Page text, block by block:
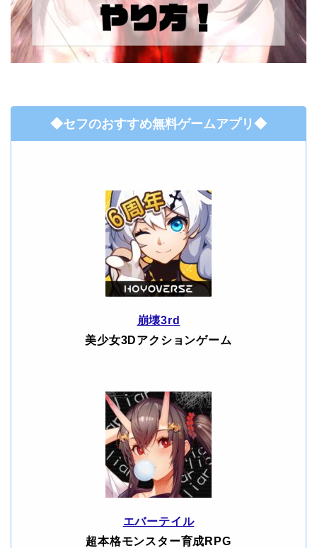
◆セフのおすすめ無料ゲームアプリ◆
崩壊3rd
美少女3Dアクションゲーム
エバーテイル
超本格モンスター育成RPG